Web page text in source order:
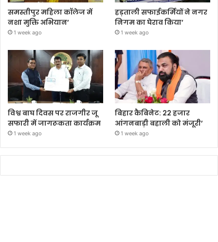
समस्तीपुर महिला कॉलेज में
नशा मुक्ति अभियान’
1 week ago
हड़ताली सफाईकर्मियों ने नगर
निगम का घेराव किया’
1 week ago
विश्व बाघ दिवस पर राजगीर जू
सफारी में जागरूकता कार्यक्रम
1 week ago
बिहार कैबिनेट: 22 हजार
आंगनबाड़ी बहाली को मंजूरी’
1 week ago